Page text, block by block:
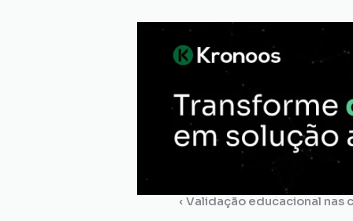
‹ Validação educacional